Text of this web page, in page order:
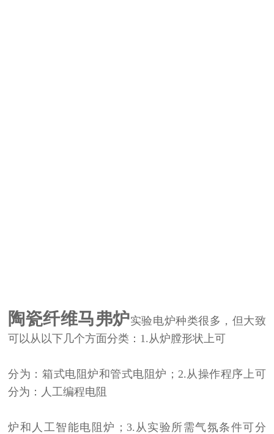
陶瓷纤维马弗炉实验电炉种类很多，但大致
可以从以下几个方面分类：1.从炉膛形状上可
分为：箱式电阻炉和管式电阻炉；2.从操作程序上可
分为：人工编程电阻
炉和人工智能电阻炉；3.从实验所需气氛条件可分